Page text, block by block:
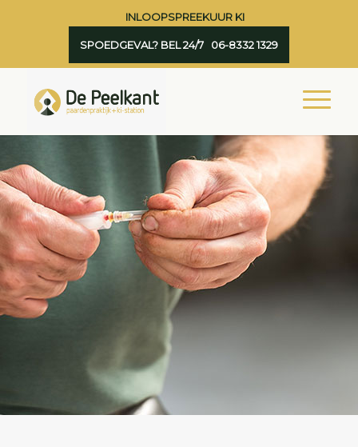
INLOOPSPREEKUUR KI
SPOEDGEVAL? BEL 24/7 06-8332 1329